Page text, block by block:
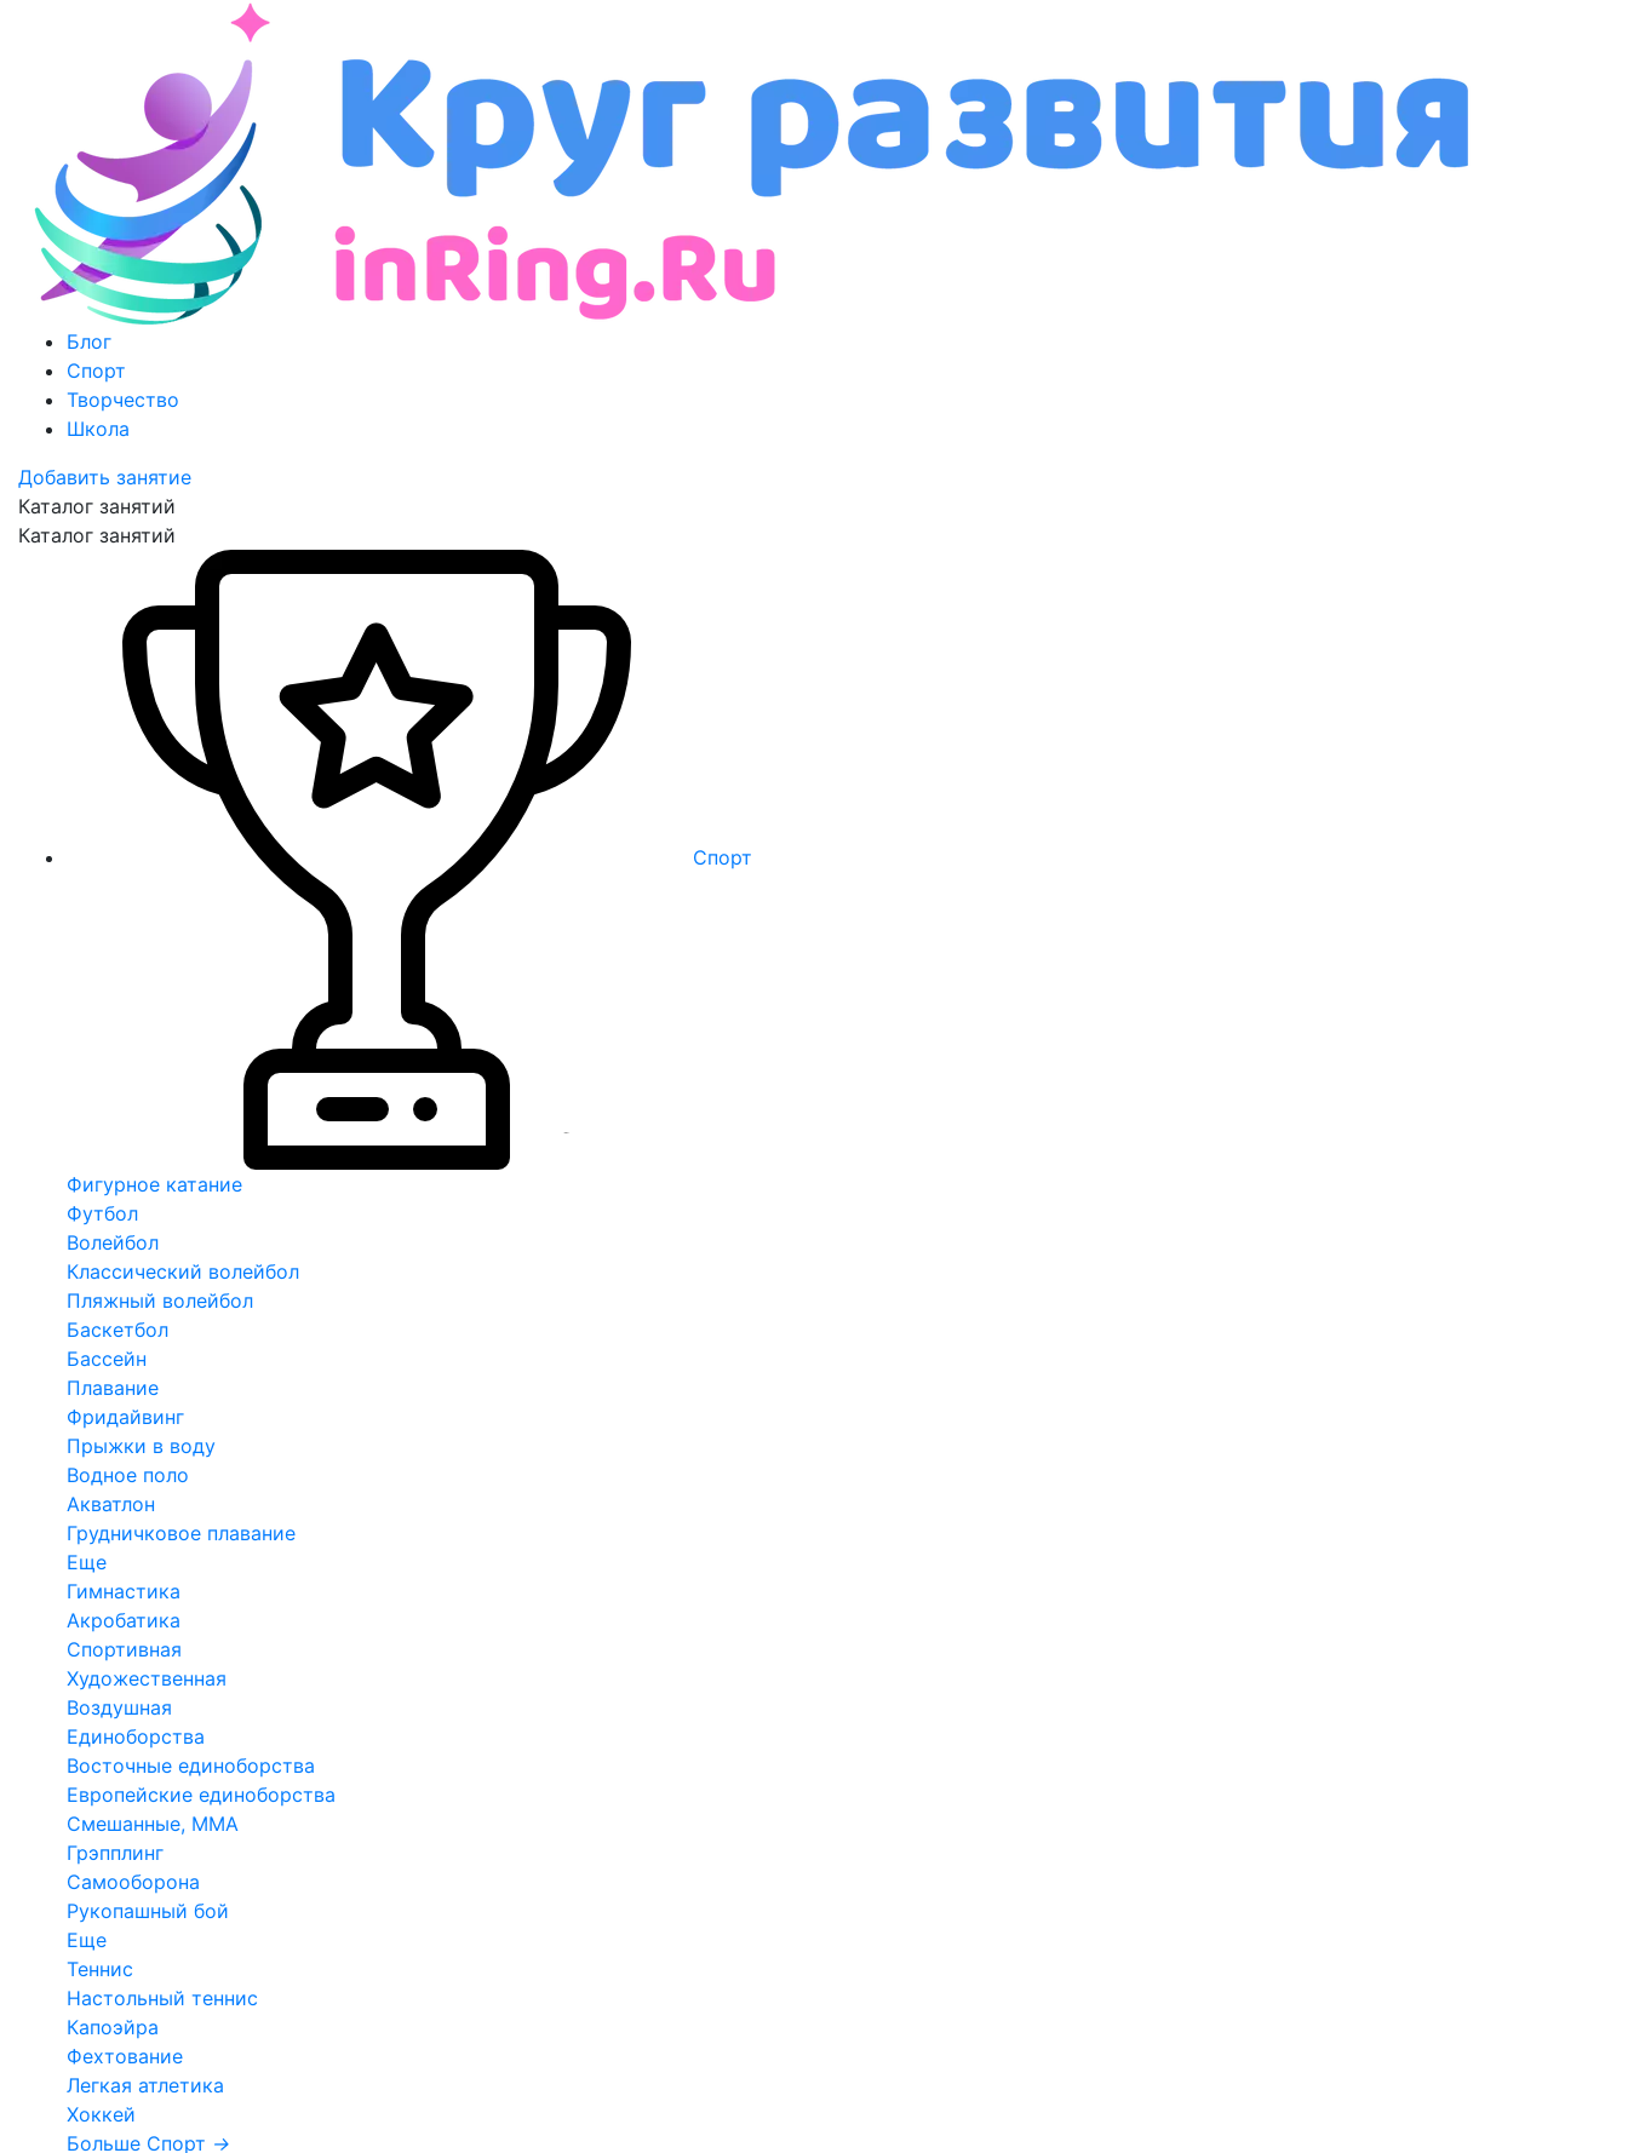
Блог
Спорт
Творчество
Школа
Добавить занятие
Каталог занятий
Каталог занятий
Спорт
Фигурное катание
Футбол
Волейбол
Классический волейбол
Пляжный волейбол
Баскетбол
Бассейн
Плавание
Фридайвинг
Прыжки в воду
Водное поло
Акватлон
Грудничковое плавание
Еще
Гимнастика
Акробатика
Спортивная
Художественная
Воздушная
Единоборства
Восточные единоборства
Европейские единоборства
Смешанные, ММА
Грэпплинг
Самооборона
Рукопашный бой
Еще
Теннис
Настольный теннис
Капоэйра
Фехтование
Легкая атлетика
Хоккей
Больше Спорт →